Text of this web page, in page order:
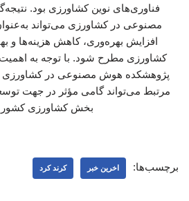
فناوری‌های نوین کشاورزی بود.
مصنوعی در کشاورزی می‌تواند
افزایش بهره‌وری، کاهش هزینه‌ها و
کشاورزی مطرح شود. با توجه به اهمیت
پژوهشکده هوش مصنوعی در کشاورزی و
مرتبط می‌تواند گامی مؤثر در جهت
بخش کشاورزی کشور
برچسب‌ها: اخرین خبر کرند کرد